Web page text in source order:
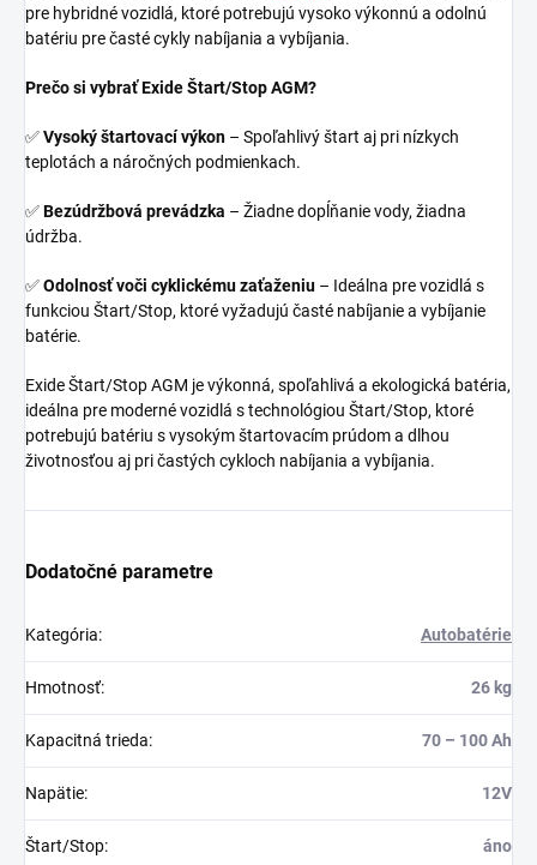
pre hybridné vozidlá, ktoré potrebujú vysoko výkonnú a odolnú
batériu pre časté cykly nabíjania a vybíjania.
Prečo si vybrať Exide Štart/Stop AGM?
✅Vysoký štartovací výkon – Spoľahlivý štart aj pri nízkych
teplotách a náročných podmienkach.
✅Bezúdržbová prevádzka – Žiadne dopĺňanie vody, žiadna
údržba.
✅Odolnosť voči cyklickému zaťaženiu – Ideálna pre vozidlá s
funkciou Štart/Stop, ktoré vyžadujú časté nabíjanie a vybíjanie
batérie.
Exide Štart/Stop AGM je výkonná, spoľahlivá a ekologická batéria,
ideálna pre moderné vozidlá s technológiou Štart/Stop, ktoré
potrebujú batériu s vysokým štartovacím prúdom a dlhou
životnosťou aj pri častých cykloch nabíjania a vybíjania.
Dodatočné parametre
Kategória: Autobatérie
Hmotnosť: 26 kg
Kapacitná trieda: 70 – 100 Ah
Napätie: 12V
Štart/Stop: áno